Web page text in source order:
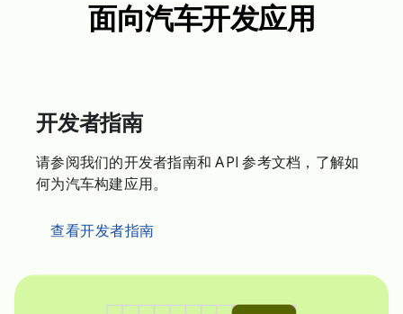
面向汽车开发应用
开发者指南
请参阅我们的开发者指南和 API 参考文档，了解如
何为汽车构建应用。
查看开发者指南